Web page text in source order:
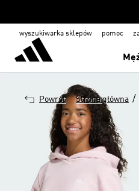
wyszukiwarka sklepów pomoc
Powrót Strona główna /